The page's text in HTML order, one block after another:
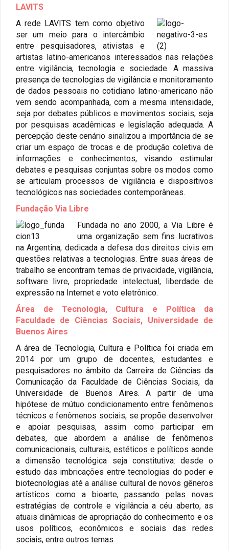
LAVITS
A rede LAVITS tem como objetivo
ser um meio para o intercâmbio
entre pesquisadores, ativistas e
artistas latino-americanos interessados nas relações
entre vigilância, tecnologia e sociedade. A massiva
presença de tecnologias de vigilância e monitoramento
de dados pessoais no cotidiano latino-americano não
vem sendo acompanhada, com a mesma intensidade,
seja por debates públicos e movimentos sociais, seja
por pesquisas acadêmicas e legislação adequada. A
percepção deste cenário sinalizou a importância de se
criar um espaço de trocas e de produção coletiva de
informações e conhecimentos, visando estimular
debates e pesquisas conjuntas sobre os modos como
se articulam processos de vigilância e dispositivos
tecnológicos nas sociedades contemporâneas.
Fundação Via Libre
Fundada no ano 2000, a Via Libre é
uma organização sem fins lucrativos
na Argentina, dedicada a defesa dos direitos civis em
questões relativas a tecnologias. Entre suas áreas de
trabalho se encontram temas de privacidade, vigilância,
software livre, propriedade intelectual, liberdade de
expressão na Internet e voto eletrônico.
Área de Tecnologia, Cultura e Política da
Faculdade de Ciências Sociais, Universidade de
Buenos Aires
una
ventana
nueva
A área de Tecnologia, Cultura e Política foi criada em
2014 por um grupo de docentes, estudantes e
pesquisadores no âmbito da Carreira de Ciências da
Comunicação da Faculdade de Ciências Sociais, da
Universidade de Buenos Aires. A partir de uma
hipótese de mútuo condicionamento entre fenômenos
técnicos e fenômenos sociais, se propõe desenvolver
e apoiar pesquisas, assim como participar em
debates, que abordem a análise de fenômenos
comunicacionais, culturais, estéticos e políticos aonde
a dimensão tecnológica seja constitutiva: desde o
estudo das imbricações entre tecnologias do poder e
biotecnologias até a análise cultural de novos gêneros
artísticos como a bioarte, passando pelas novas
estratégias de controle e vigilância a céu aberto, as
atuais dinâmicas de apropriação do conhecimento e os
usos políticos, econômicos e sociais das redes
sociais, entre outros temas.